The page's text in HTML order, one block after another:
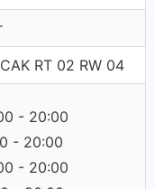
RT 02 RW 04
- 20:00
- 20:00
- 20:00